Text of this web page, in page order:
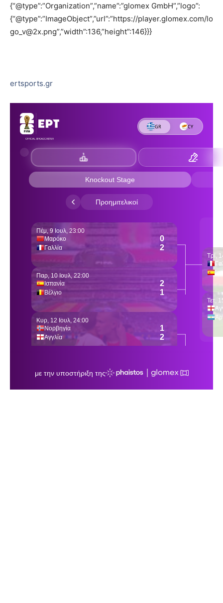
{“@type”:”Organization”,”name”:”glomex GmbH”,”logo”:
{“@type”:”ImageObject”,”url”:”https://player.glomex.com/lo
go_v@2x.png”,”width”:136,”height”:146}}}
ertsports.gr